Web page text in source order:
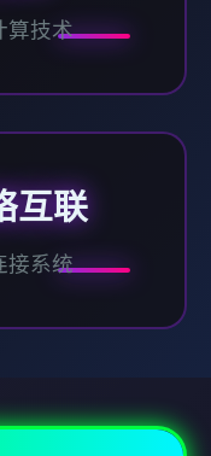
算技术
互联
接系统